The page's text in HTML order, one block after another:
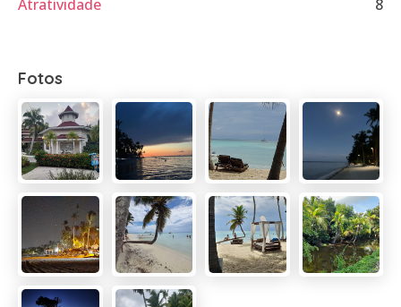
Atratividade
8
Fotos